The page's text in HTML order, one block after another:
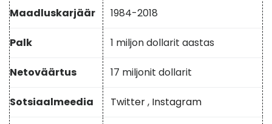
Maadluskarjäär 1984-2018
Palk 1 miljon dollarit aastas
Netoväärtus 17 miljonit dollarit
Sotsiaalmeedia Twitter, Instagram